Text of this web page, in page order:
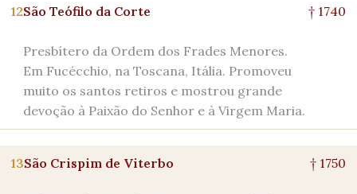
12São Teófilo da Corte
Presbítero da Ordem dos Frades Menores.
Em Fucécchio, na Toscana, Itália. Promoveu
muito os santos retiros e mostrou grande
devoção à Paixão do Senhor e à Virgem Maria.
† 1740
13São Crispim de Viterbo † 1750